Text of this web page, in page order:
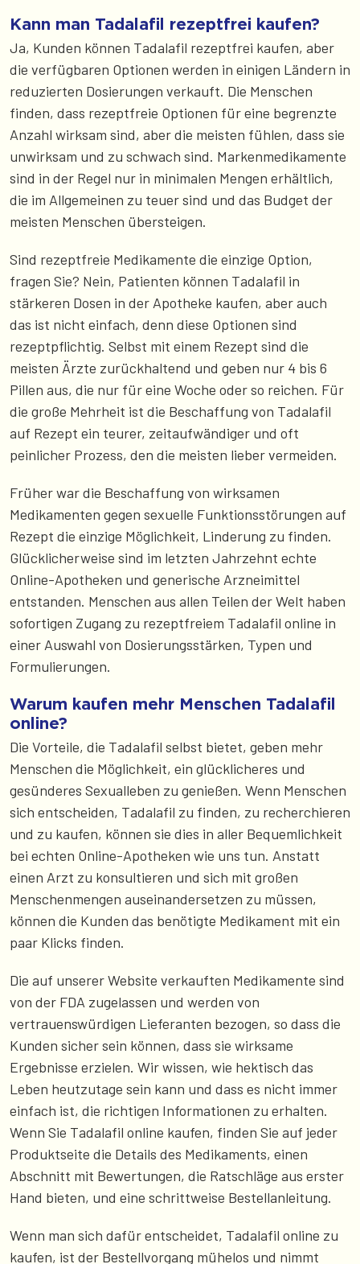
Kann man Tadalafil rezeptfrei kaufen?
Ja, Kunden können Tadalafil rezeptfrei kaufen, aber
die verfügbaren Optionen werden in einigen Ländern in
reduzierten Dosierungen verkauft. Die Menschen
finden, dass rezeptfreie Optionen für eine begrenzte
Anzahl wirksam sind, aber die meisten fühlen, dass sie
unwirksam und zu schwach sind. Markenmedikamente
sind in der Regel nur in minimalen Mengen erhältlich,
die im Allgemeinen zu teuer sind und das Budget der
meisten Menschen übersteigen.
Sind rezeptfreie Medikamente die einzige Option,
fragen Sie? Nein, Patienten können Tadalafil in
stärkeren Dosen in der Apotheke kaufen, aber auch
das ist nicht einfach, denn diese Optionen sind
rezeptpflichtig. Selbst mit einem Rezept sind die
meisten Ärzte zurückhaltend und geben nur 4 bis 6
Pillen aus, die nur für eine Woche oder so reichen. Für
die große Mehrheit ist die Beschaffung von Tadalafil
auf Rezept ein teurer, zeitaufwändiger und oft
peinlicher Prozess, den die meisten lieber vermeiden.
Früher war die Beschaffung von wirksamen
Medikamenten gegen sexuelle Funktionsstörungen auf
Rezept die einzige Möglichkeit, Linderung zu finden.
Glücklicherweise sind im letzten Jahrzehnt echte
Online-Apotheken und generische Arzneimittel
entstanden. Menschen aus allen Teilen der Welt haben
sofortigen Zugang zu rezeptfreiem Tadalafil online in
einer Auswahl von Dosierungsstärken, Typen und
Formulierungen.
Warum kaufen mehr Menschen Tadalafil
online?
Die Vorteile, die Tadalafil selbst bietet, geben mehr
Menschen die Möglichkeit, ein glücklicheres und
gesünderes Sexualleben zu genießen. Wenn Menschen
sich entscheiden, Tadalafil zu finden, zu recherchieren
und zu kaufen, können sie dies in aller Bequemlichkeit
bei echten Online-Apotheken wie uns tun. Anstatt
einen Arzt zu konsultieren und sich mit großen
Menschenmengen auseinandersetzen zu müssen,
können die Kunden das benötigte Medikament mit ein
paar Klicks finden.
Die auf unserer Website verkauften Medikamente sind
von der FDA zugelassen und werden von
vertrauenswürdigen Lieferanten bezogen, so dass die
Kunden sicher sein können, dass sie wirksame
Ergebnisse erzielen. Wir wissen, wie hektisch das
Leben heutzutage sein kann und dass es nicht immer
einfach ist, die richtigen Informationen zu erhalten.
Wenn Sie Tadalafil online kaufen, finden Sie auf jeder
Produktseite die Details des Medikaments, einen
Abschnitt mit Bewertungen, die Ratschläge aus erster
Hand bieten, und eine schrittweise Bestellanleitung.
Wenn man sich dafür entscheidet, Tadalafil online zu
kaufen, ist der Bestellvorgang mühelos und nimmt